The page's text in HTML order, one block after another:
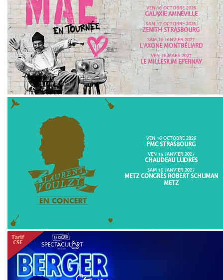
VEN 16 OCTOBRE 2026
GALAXIE AMNÉVILLE
SAM 17 OCTOBRE 2026
ZENITH STRASBOURG
SAM 16 JANVIER 2027
L'AXONE MONTBÉLIARD
VEN 26 MARS 2027
LE MILLESIUM EPERNAY
VEN 16 OCTOBRE 2026
PMC STRASBOURG
VEN 15 JANVIER 2027
CHAUDEAU LUDRES
SAM 16 JANVIER 2027
METZ CONGRÈS ROBERT SCHUMAN
METZ